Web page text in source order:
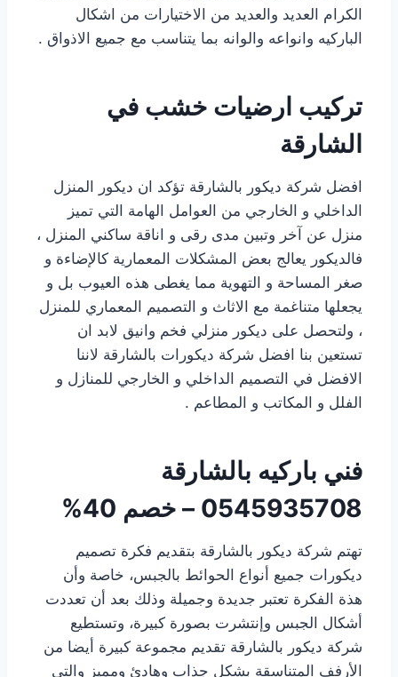
الكرام العديد والعديد من الاختيارات من اشكال
الباركيه وانواعه والوانه بما يتناسب مع جميع الاذواق .
تركيب ارضيات خشب في
الشارقة
افضل شركة ديكور بالشارقة تؤكد ان ديكور المنزل
الداخلي و الخارجي من العوامل الهامة التي تميز
منزل عن آخر وتبين مدى رقى و اناقة ساكني المنزل ،
فالديكور يعالج بعض المشكلات المعمارية كالإضاءة و
صغر المساحة و التهوية مما يغطى هذه العيوب بل و
يجعلها متناغمة مع الاثاث و التصميم المعماري للمنزل
، ولتحصل على ديكور منزلي فخم وانيق لابد ان
تستعين بنا افضل شركة ديكورات بالشارقة لاننا
الافضل في التصميم الداخلي و الخارجي للمنازل و
الفلل و المكاتب و المطاعم .
فني باركيه بالشارقة
0545935708 – خصم 40%
تهتم شركة ديكور بالشارقة بتقديم فكرة تصميم
ديكورات جميع أنواع الحوائط بالجبس، خاصة وأن
هذة الفكرة تعتبر جديدة وجميلة وذلك بعد أن تعددت
أشكال الجبس وإنتشرت بصورة كبيرة، وتستطيع
شركة ديكور بالشارقة تقديم مجموعة كبيرة أيضا من
الأرفف المتناسقة بشكل جذاب وهادئ ومميز والتي